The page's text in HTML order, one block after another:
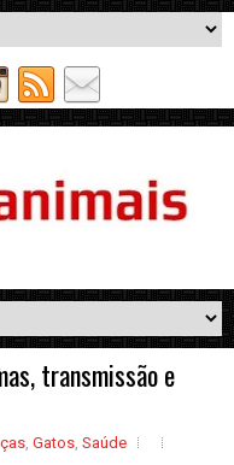
transmissão e
, Gatos, Saúde